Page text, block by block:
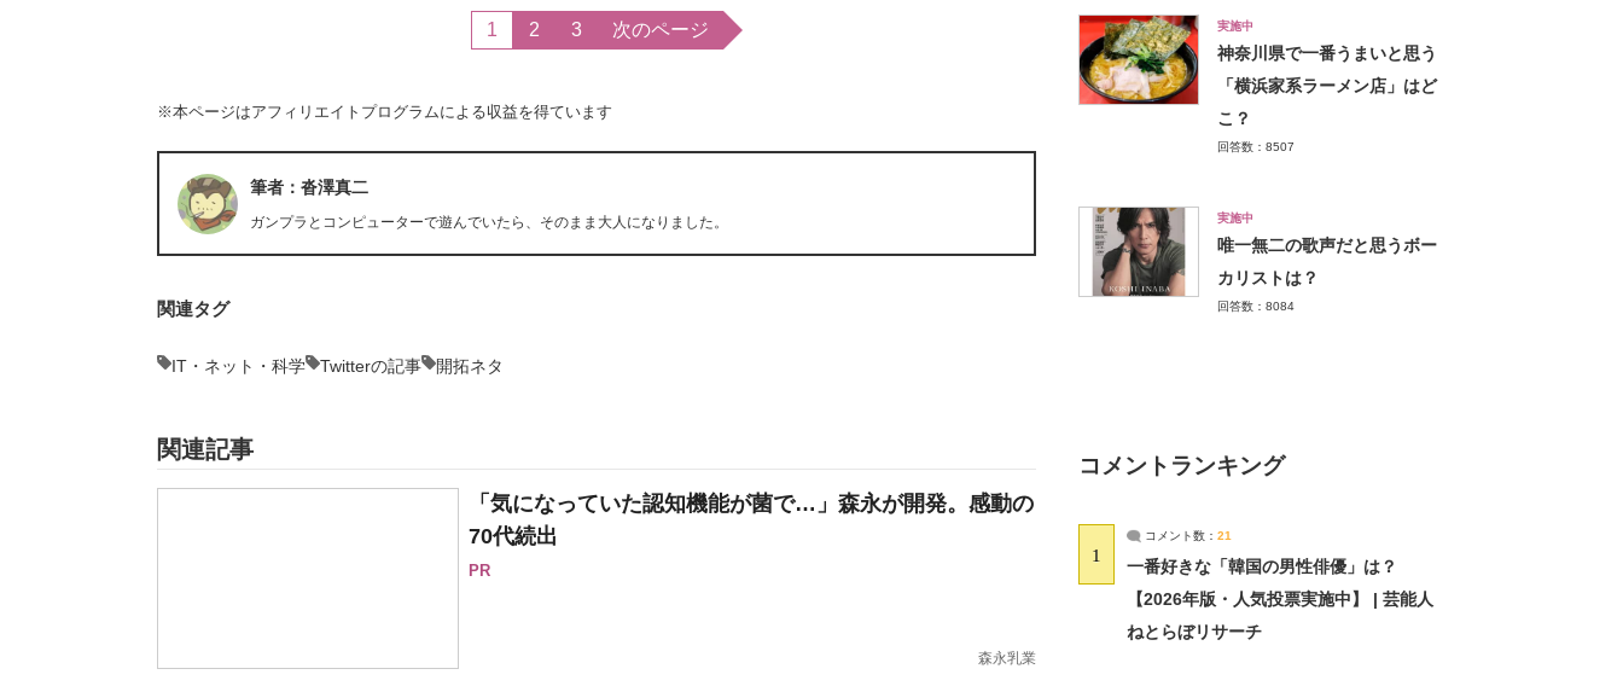
1 2 3 次のページ
※本ページはアフィリエイトプログラムによる収益を得ています
筆者：沓澤真二
ガンプラとコンピューターで遊んでいたら、そのまま大人になりました。
関連タグ
IT・ネット・科学 Twitterの記事 開拓ネタ
関連記事
「気になっていた認知機能が菌で…」森永が開発。感動の
70代続出
PR
森永乳業
実施中
神奈川県で一番うまいと思う
「横浜家系ラーメン店」はど
こ？
回答数：8507
実施中
唯一無二の歌声だと思うボー
カリストは？
回答数：8084
コメントランキング
1
コメント数： 21
一番好きな「韓国の男性俳優」は？
【2026年版・人気投票実施中】 | 芸能人
ねとらぼリサーチ